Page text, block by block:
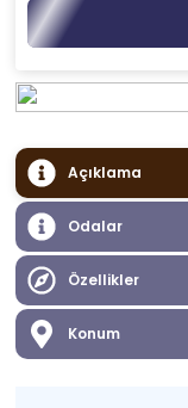
Açıklama
Odalar
Özellikler
Konum